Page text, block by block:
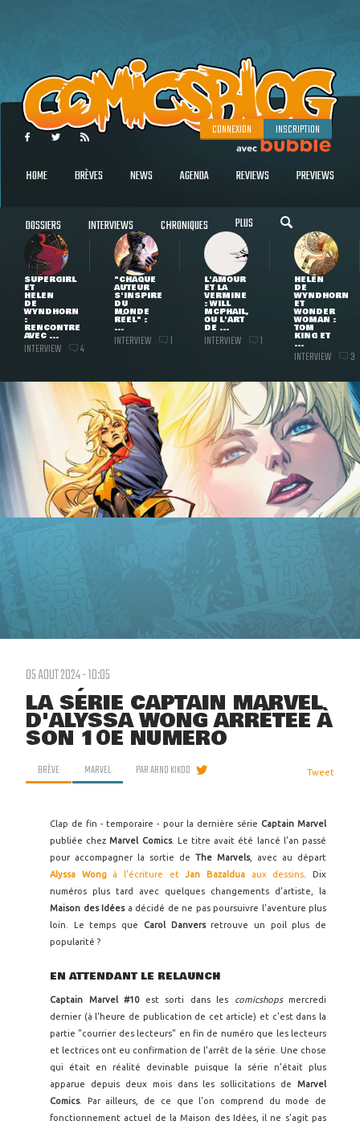
CONNEXION INSCRIPTION
HOME BRÈVES NEWS AGENDA REVIEWS PREVIEWS
DOSSIERS INTERVIEWS CHRONIQUES PLUS
SUPERGIRL
ET
HELEN
DE
WYNDHORN
:
RENCONTRE
AVEC ...
INTERVIEW 4
"CHAQUE
AUTEUR
S'INSPIRE
DU
MONDE
RÉEL" :
...
INTERVIEW 1
L'AMOUR
ET LA
VERMINE
: WILL
MCPHAIL,
OU L'ART
DE ...
INTERVIEW 1
HELEN
DE
WYNDHORN
ET
WONDER
WOMAN :
TOM
KING ET
...
INTERVIEW 3
05 AOUT 2024 - 10:05
LA SÉRIE CAPTAIN MARVEL
D'ALYSSA WONG ARRÊTÉE À
SON 10E NUMÉRO
BRÈVE MARVEL PARARNO KIKOO Tweet
Clap de fin - temporaire - pour la dernière série Captain Marvel
publiée chezMarvel Comics. Le titre avait été lancé l'an passé
pour accompagner la sortie de The Marvels, avec au départ
Alyssa Wong à l'écriture etJan Bazaldua aux dessins . Dix
numéros plus tard avec quelques changements d'artiste, la
Maison des Idées a décidé de ne pas poursuivre l'aventure plus
loin. Le temps que Carol Danversretrouve un poil plus de
popularité ?
EN ATTENDANT LE RELAUNCH
Captain Marvel #10 est sorti dans les comicshops mercredi
dernier (à l'heure de publication de cet article) et c'est dans la
partie "courrier des lecteurs" en fin de numéro que les lecteurs
et lectrices ont eu confirmation de l'arrêt de la série. Une chose
qui était en réalité devinable puisque la série n'était plus
apparue depuis deux mois dans les sollicitations de Marvel
Comics. Par ailleurs, de ce que l'on comprend du mode de
fonctionnement actuel de la Maison des Idées, il ne s'agit pas